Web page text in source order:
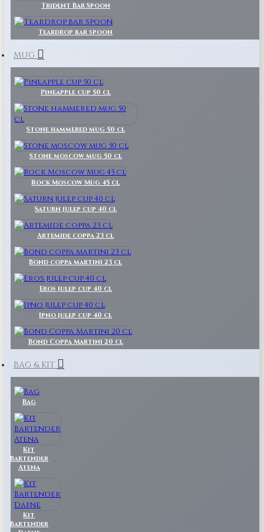
Trident Bar Spoon
Teardrop bar spoon
MUG
Pineapple cup 50 cl
Stone hammered mug 50 cl
Stone moscow mug 50 cl
Rock Moscow Mug 45 cl
Saturn julep cup 40 cl
Artemide coppa 23 cl
Bond coppa martini 23 cl
Eros julep cup 40 cl
Ipno julep cup 40 cl
Bond Coppa Martini 20 cl
BAG & KIT
Bag
Kit
Bartender
Atena
Kit
Bartender